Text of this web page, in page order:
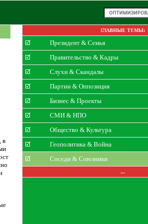
в
ГЛАВНЫЕ ТЕМЫ:
Президент & Семья
Правительство & Кадры
Слухи & Скандалы
Партии & Оппозиция
Бизнес & Проекты
СМИ & НПО
Общество & Культура
Геополитика & Война
Соседи & Союзники
...